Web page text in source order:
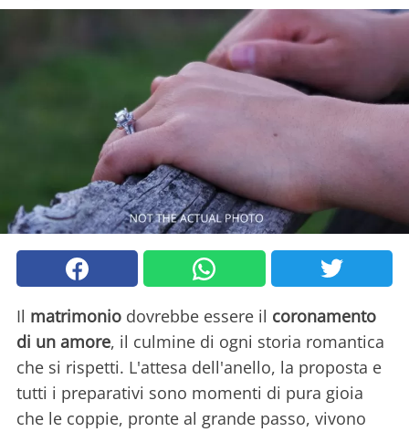
Il matrimonio dovrebbe essere il coronamento
di un amore, il culmine di ogni storia romantica
che si rispetti. L'attesa dell'anello, la proposta e
tutti i preparativi sono momenti di pura gioia
che le coppie, pronte al grande passo, vivono